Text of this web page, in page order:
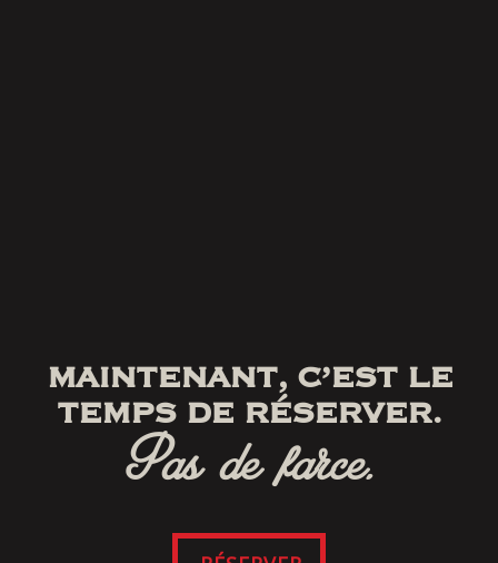
MAINTENANT, C’EST LE
TEMPS DE RÉSERVER.
Pas de farce.